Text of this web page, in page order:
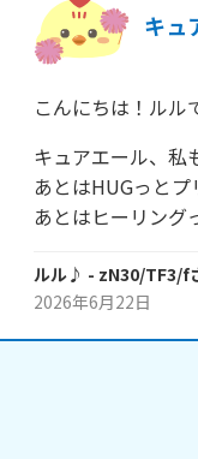
キュ
こんにちは！ルル
キュアエール、私
あとはHUGっと
あとはヒーリン
ルル♪ - zN30/TF3/f
2026年6月22日